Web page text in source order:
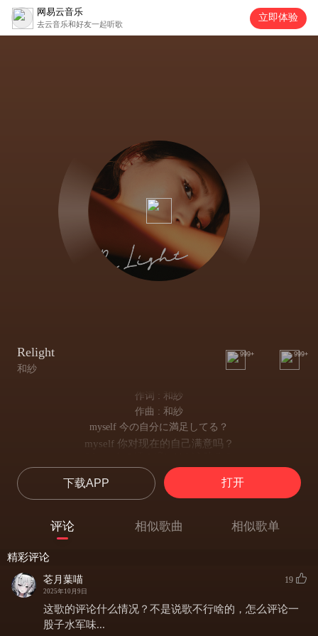
网易云音乐
去云音乐和好友一起听歌
立即体验
Relight
和紗
999+ 999+
作词 : 和紗
作曲 : 和紗
myself 今の自分に満足してる？
myself 你对现在的自己满意吗？
fifteen 那时的你会怎么看待现在的你？
飛び交う言葉に飲み込まれて，
被四散的言语吞没
你曾经信仰的一切变得模糊
抱えすぎた荷物 いっそ投げ出して，
下载APP 打开
评论 相似歌曲 相似歌单
精彩评论
芲月葉喵
2025年10月9日
19
这歌的评论什么情况？不是说歌不行啥的，怎么评论一
股子水军味...